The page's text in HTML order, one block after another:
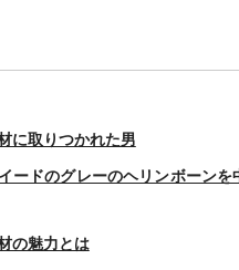
に取りつかれた男
ードのグレーのヘリンボーンを
の魅力とは